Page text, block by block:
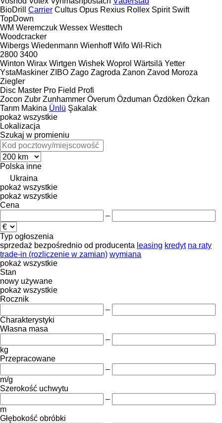
BioDrill
Carrier Cultus Opus Rexius Rollex Spirit Swift
TopDown
WM Weremczuk Wessex Westtech
Woodcracker
Wibergs Wiedenmann Wienhoff Wifo Wil-Rich
2800 3400
Winton Wirax Wirtgen Wishek Woprol Wärtsilä Yetter
YstaMaskiner ZIBO Zago Zagroda Zanon Zavod Moroza
Ziegler
Disc Master Pro Field Profi
Zocon Zubr Zunhammer Överum Özduman Özdöken Özkan
Tarım Makina Ünlü Şakalak
pokaż wszystkie
Lokalizacja
Szukaj w promieniu
Polska inne
Ukraina
pokaż wszystkie
pokaż wszystkie
Cena
–
Typ ogłoszenia
sprzedaż bezpośrednio od producenta leasing kredyt na raty
trade-in (rozliczenie w zamian) wymiana
pokaż wszystkie
Stan
nowy używane
pokaż wszystkie
Rocznik
–
Charakterystyki
Własna masa
–
kg
Przepracowane
–
m/g
Szerokość uchwytu
–
m
Głębokość obróbki